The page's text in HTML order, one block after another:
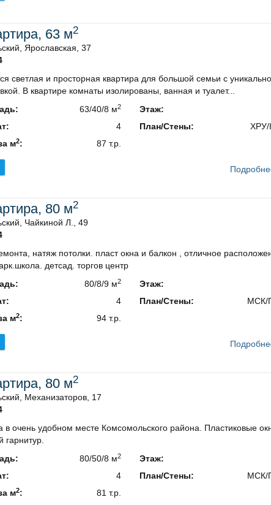
63 м2
Ярославская, 37
светлая и просторная квартира для большой семьи с
В квартире комнаты изолированы, ванная и туалет...
63/40/8 м2
4
м2: 87 т.р.
Этаж:
План/Стены:
ХРУ/
80 м2
Чайкиной Л., 49
натяж потолки. пласт окна и балкон , отличное
детсад. торгов центр
80/8/9 м2
4
м2: 94 т.р.
Этаж:
План/Стены:
МСК/
80 м2
Механизаторов, 17
в очень удобном месте Комсомольского района. Пластиковые
гарнитур.
80/50/8 м2
4
м2: 81 т.р.
Этаж:
План/Стены:
МСК/